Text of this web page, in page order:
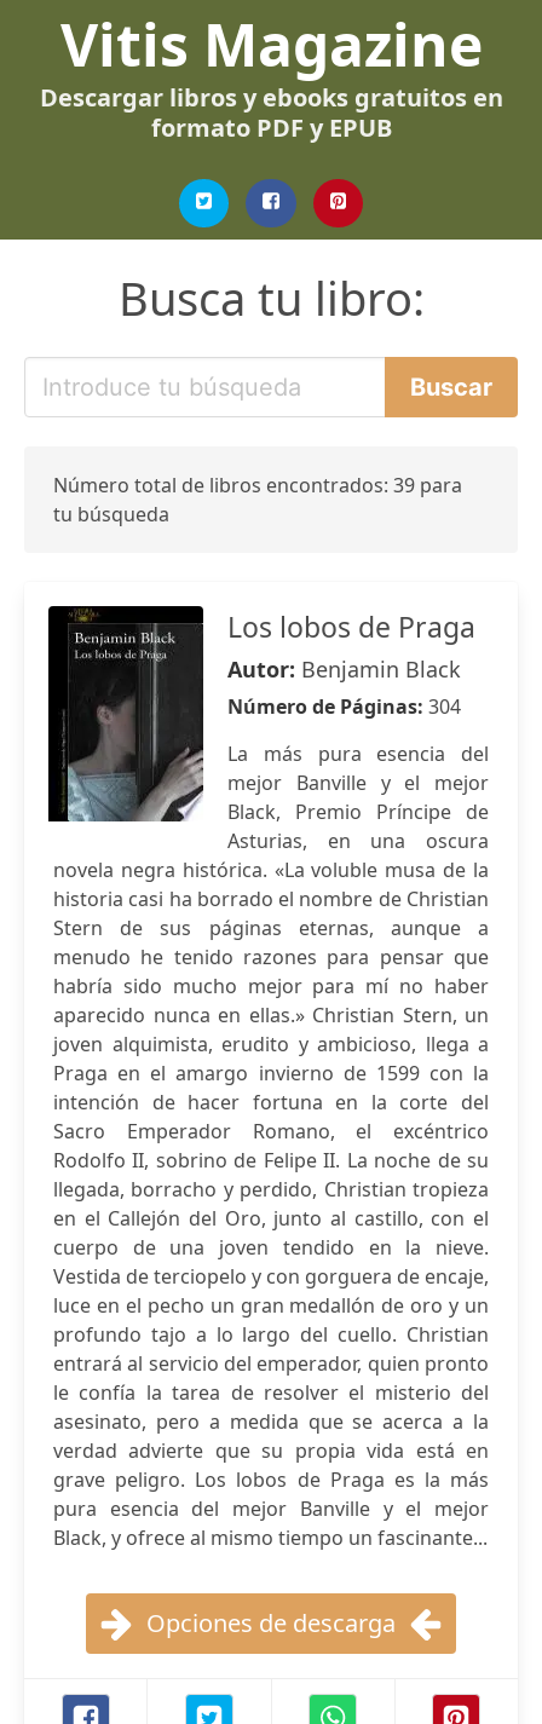
Vitis Magazine
Descargar libros y ebooks gratuitos en
formato PDF y EPUB
Busca tu libro:
Número total de libros encontrados: 39 para
tu búsqueda
Los lobos de Praga
Autor: Benjamin Black
Número de Páginas: 304
La más pura esencia del
mejor Banville y el mejor
Black, Premio Príncipe de
Asturias, en una oscura
novela negra histórica. «La voluble musa de la
historia casi ha borrado el nombre de Christian
Stern de sus páginas eternas, aunque a
menudo he tenido razones para pensar que
habría sido mucho mejor para mí no haber
aparecido nunca en ellas.» Christian Stern, un
joven alquimista, erudito y ambicioso, llega a
Praga en el amargo invierno de 1599 con la
intención de hacer fortuna en la corte del
Sacro Emperador Romano, el excéntrico
Rodolfo II, sobrino de Felipe II. La noche de su
llegada, borracho y perdido, Christian tropieza
en el Callejón del Oro, junto al castillo, con el
cuerpo de una joven tendido en la nieve.
Vestida de terciopelo y con gorguera de encaje,
luce en el pecho un gran medallón de oro y un
profundo tajo a lo largo del cuello. Christian
entrará al servicio del emperador, quien pronto
le confía la tarea de resolver el misterio del
asesinato, pero a medida que se acerca a la
verdad advierte que su propia vida está en
grave peligro. Los lobos de Praga es la más
pura esencia del mejor Banville y el mejor
Black, y ofrece al mismo tiempo un fascinante...
Opciones de descarga